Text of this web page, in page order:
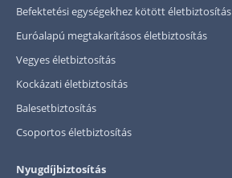
Befektetési egységekhez kötött életbiztosítás
Euróalapú megtakarításos életbiztosítás
Vegyes életbiztosítás
Kockázati életbiztosítás
Balesetbiztosítás
Csoportos életbiztosítás
Nyugdíjbiztosítás